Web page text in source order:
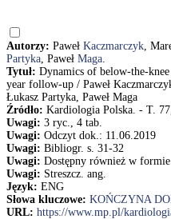
Autorzy: Paweł Kaczmarczyk,
Partyka, Paweł Maga.
Tytuł: Dynamics of below-the-
year follow-up / Paweł
Łukasz Partyka, Paweł Maga
Źródło: Kardiologia Polska. - T.
Uwagi: 3 ryc., 4 tab.
Uwagi: Odczyt dok.: 11.06.2019
Uwagi: Bibliogr. s. 31-32
Uwagi: Dostępny również w
Uwagi: Streszcz. ang.
Język: ENG
Słowa kluczowe: KOŃCZYNA
URL: https://www.mp.pl/